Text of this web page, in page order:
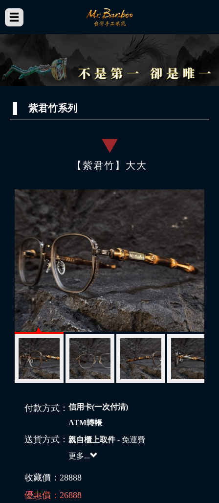
紫君竹系列
【紫君竹】大大
付款方式： 信用卡(一次付清)
ATM轉帳
送貨方式： 親自櫃上取件- 免運費
更多...
收藏價： 28888
優惠價： 26888